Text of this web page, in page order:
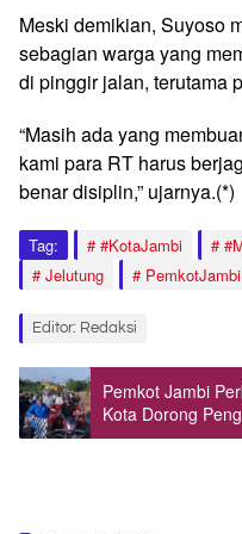
Meski demikian, Suyoso
sebagian warga yang
di pinggir jalan, terutama
“Masih ada yang
kami para RT harus
benar disiplin,” ujarnya.(*)
Tag: #KotaJambi
Jelutung
PemkotJambi
Editor: Redaksi
Pemkot Jambi
Kota Dorong
Ekonomi